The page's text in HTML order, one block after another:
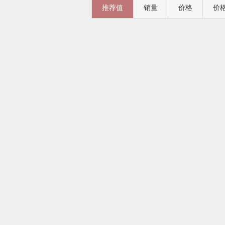
推荐值 销量 价格 价